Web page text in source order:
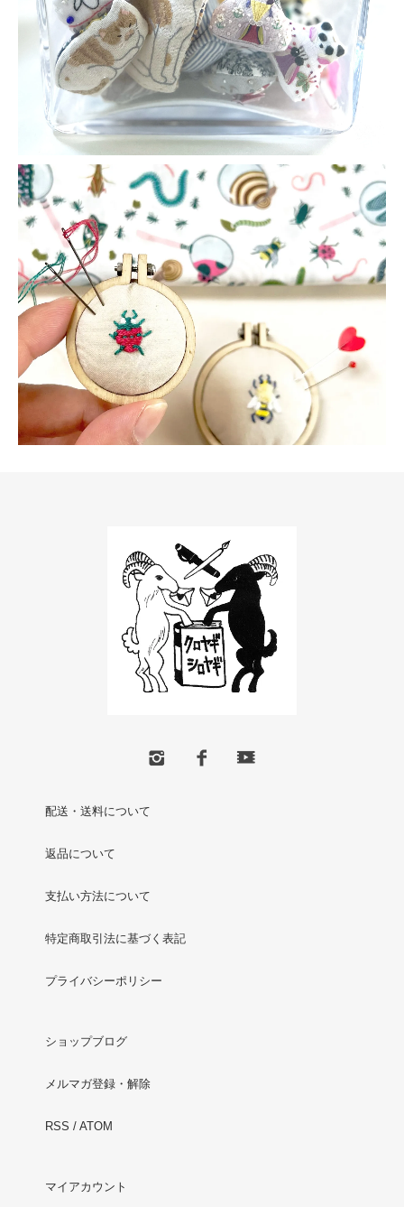
配送・送料について
返品について
支払い方法について
特定商取引法に基づく表記
プライバシーポリシー
ショップブログ
メルマガ登録・解除
RSS / ATOM
マイアカウント